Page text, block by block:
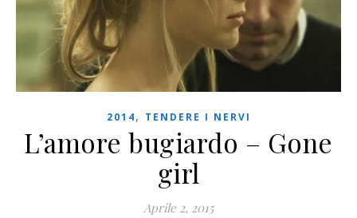
2014, TENDERE I NERVI
L’amore bugiardo – Gone
girl
Aprile 2, 2015